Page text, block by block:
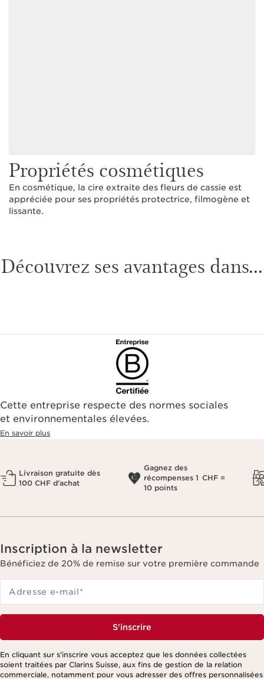
Propriétés cosmétiques
En cosmétique, la cire extraite des fleurs de cassie est
appréciée pour ses propriétés protectrice, filmogène et
lissante.
Découvrez ses avantages dans...
Cette entreprise respecte des normes sociales
et environnementales élevées.
En savoir plus
Livraison gratuite dès
100 CHF d’achat
Gagnez des
récompenses 1 CHF =
10 points
Inscription à la newsletter
Bénéficiez de 20% de remise sur votre première commande
Adresse e-mail*
S'inscrire
En cliquant sur s'inscrire vous acceptez que les données collectées
soient traitées par Clarins Suisse, aux fins de gestion de la relation
commerciale, notamment pour vous adresser des offres personnalisées